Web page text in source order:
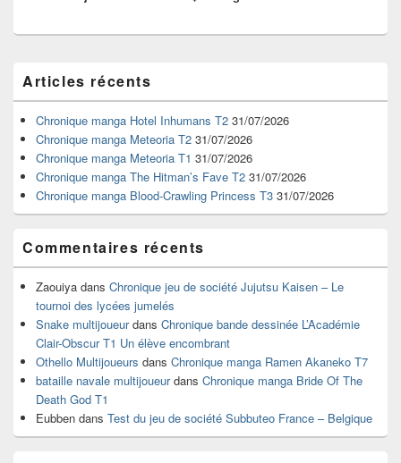
principale
de
widget
pour
barre
latérale
Articles récents
Chronique manga Hotel Inhumans T2 31/07/2026
Chronique manga Meteoria T2 31/07/2026
Chronique manga Meteoria T1 31/07/2026
Chronique manga The Hitman’s Fave T2 31/07/2026
Chronique manga Blood-Crawling Princess T3 31/07/2026
Commentaires récents
Zaouiya dans Chronique jeu de société Jujutsu Kaisen – Le
tournoi des lycées jumelés
Snake multijoueurdans Chronique bande dessinée L’Académie
Clair-Obscur T1 Un élève encombrant
Othello Multijoueurs dans Chronique manga Ramen Akaneko T7
bataille navale multijoueurdans Chronique manga Bride Of The
Death God T1
Eubben dans Test du jeu de société Subbuteo France – Belgique